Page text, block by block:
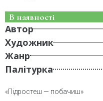
В наявності
Автор
Художник
Жанр
Палітурка
«Підростеш — побачиш»